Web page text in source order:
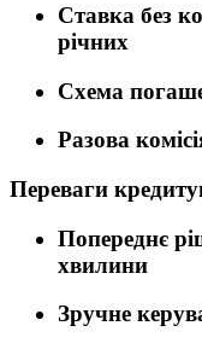
Ставка без
річних
Схема
Разова
Переваги
Попереднє
хвилини
Зручне